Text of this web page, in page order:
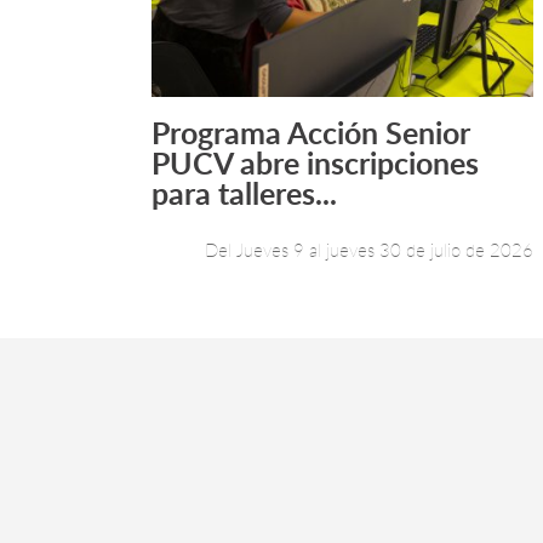
Leer más +
Programa Acción Senior
PUCV abre inscripciones
para talleres...
Del Jueves 9 al jueves 30 de julio de 2026